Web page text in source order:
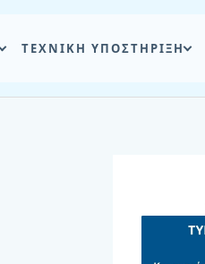
ΤΕΧΝΙΚΗ ΥΠΟΣΤΗΡΙΞΗ